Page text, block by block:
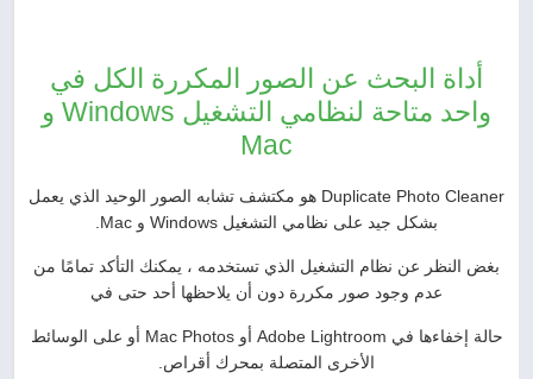
أداة البحث عن الصور المكررة الكل في
واحد متاحة لنظامي التشغيل Windows و
Mac
Duplicate Photo Cleaner هو مكتشف تشابه الصور الوحيد الذي يعمل
بشكل جيد على نظامي التشغيل Windows و Mac.
بغض النظر عن نظام التشغيل الذي تستخدمه ، يمكنك التأكد تمامًا من
عدم وجود صور مكررة دون أن يلاحظها أحد حتى في
حالة إخفاءها في Adobe Lightroom أو Mac Photos أو على الوسائط
الأخرى المتصلة بمحرك أقراص.